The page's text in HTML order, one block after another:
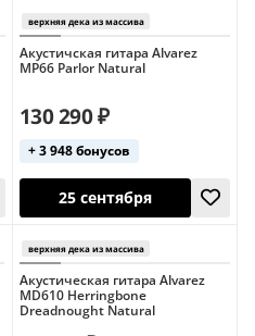
верхняя дека из
кейс в комплекте
20 октября
Акустичская гитара Alvarez
MP66 Parlor Natural
130 290 ₽
+ 3 948 бонусов
Акустическая гитара Alvarez
MD610 Herringbone
Dreadnought Natural